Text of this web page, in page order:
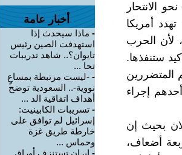
الانتحار
أمريكا
لأن الحرب
ستنفذها.
المتضررين
إجراء
بحيث إن
أضعاف،
أخبار عامة
- ماذا سيحدث إذا
استهدفت الصين رئيس
تايوان؟.. شاهد تدريبات
تحا ...
- -ليست مرتبطة بمساعٍ
نووية-.. السعودية توضح
أهداف اتفاقية الد ...
- تسريبات الكابينيت:
إسرائيل لم توافق على
خارطة طريق غزة
وحماس ...
- إيران تستنزف أوراق